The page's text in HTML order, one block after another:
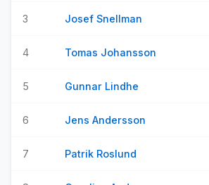
3 Josef Snellman
4 Tomas Johansson
5 Gunnar Lindhe
6 Jens Andersson
7 Patrik Roslund